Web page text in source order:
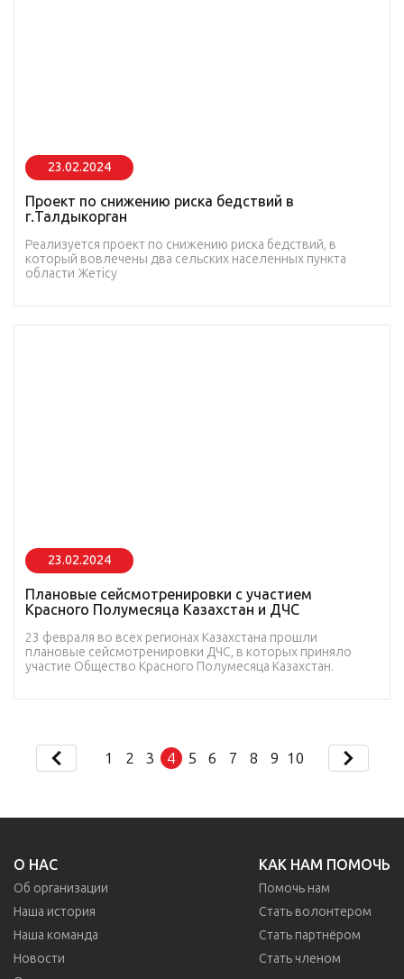
23.02.2024
Проект по снижению риска бедствий в
г.Талдыкорган
Реализуется проект по снижению риска бедствий, в
который вовлечены два сельских населенных пункта
области Жетiсу
23.02.2024
Плановые сейсмотренировки с участием
Красного Полумесяца Казахстан и ДЧС
23 февраля во всех регионах Казахстана прошли
плановые сейсмотренировки ДЧС, в которых приняло
участие Общество Красного Полумесяца Казахстан.
1 2 3 4 5 6 7 8 9 10
О НАС
Об организации
Наша история
Наша команда
Новости
КАК НАМ ПОМОЧЬ
Помочь нам
Стать волонтером
Стать партнёром
Стать членом